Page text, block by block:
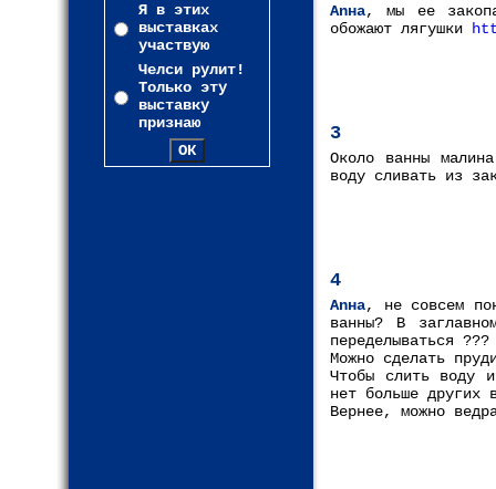
Я в этих
выставках
участвую
Челси рулит!
Только эту
выставку
признаю
Anнa, мы ее
обожают лягушки
3
Около ванны
воду сливать из
4
Anнa, не совсем
ванны? В
переделываться ???
Можно сделать
Чтобы слить воду
нет больше других
Вернее, можно